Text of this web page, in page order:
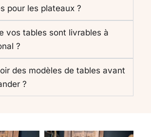
pour les plateaux ?
vos tables sont livrables à
?
des modèles de tables avant
?